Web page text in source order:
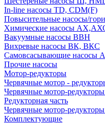
In-line насосы TD, CDM(F)
Повысительные насосы/
Химические насосы
Вакуумные насосы ВВН
Вихревые насосы ВК, ВКС
Самовсасывающие насосы
Прочие насосы
Мотор-редукторы
Червячные мотор -
Червячные мотор-
Редукторная часть
Червячные мотор-
Комплектующие